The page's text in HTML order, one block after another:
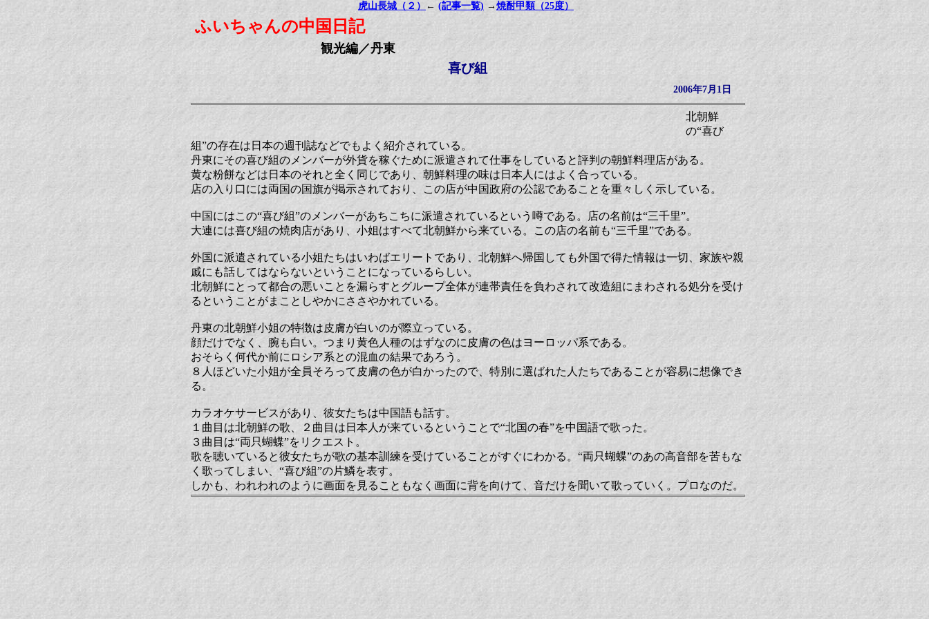
虎山長城（２） ← (記事一覧) → 焼酎甲類（25度）
ふいちゃんの中国日記
観光編／丹東
喜び組
2006年7月1日
北朝鮮
の“喜び
組”の存在は日本の週刊誌などでもよく紹介されている。
丹東にその喜び組のメンバーが外貨を稼ぐために派遣されて仕事をしていると評判の朝鮮料理店がある。
黄な粉餅などは日本のそれと全く同じであり、朝鮮料理の味は日本人にはよく合っている。
店の入り口には両国の国旗が掲示されており、この店が中国政府の公認であることを重々しく示している。
中国にはこの“喜び組”のメンバーがあちこちに派遣されているという噂である。店の名前は“三千里”。
大連には喜び組の焼肉店があり、小姐はすべて北朝鮮から来ている。この店の名前も“三千里”である。
外国に派遣されている小姐たちはいわばエリートであり、北朝鮮へ帰国しても外国で得た情報は一切、家族や親
戚にも話してはならないということになっているらしい。
北朝鮮にとって都合の悪いことを漏らすとグループ全体が連帯責任を負わされて改造組にまわされる処分を受け
るということがまことしやかにささやかれている。
丹東の北朝鮮小姐の特徴は皮膚が白いのが際立っている。
顔だけでなく、腕も白い。つまり黄色人種のはずなのに皮膚の色はヨーロッパ系である。
おそらく何代か前にロシア系との混血の結果であろう。
８人ほどいた小姐が全員そろって皮膚の色が白かったので、特別に選ばれた人たちであることが容易に想像でき
る。
カラオケサービスがあり、彼女たちは中国語も話す。
１曲目は北朝鮮の歌、２曲目は日本人が来ているということで“北国の春”を中国語で歌った。
３曲目は“両只蝴蝶”をリクエスト。
歌を聴いていると彼女たちが歌の基本訓練を受けていることがすぐにわかる。“両只蝴蝶”のあの高音部を苦もな
く歌ってしまい、“喜び組”の片鱗を表す。
しかも、われわれのように画面を見ることもなく画面に背を向けて、音だけを聞いて歌っていく。プロなのだ。